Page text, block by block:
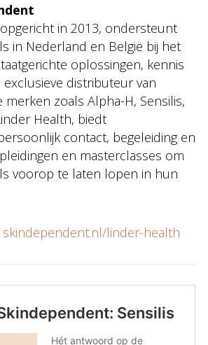
in 2013, ondersteunt
in Nederland en België bij het
oplossingen, kennis
exclusieve distributeur van
zoals Alpha-H, Sensilis,
Health, biedt
contact, begeleiding en
en masterclasses om
voorop te laten lopen in hun
skindependent.nl/linder-health